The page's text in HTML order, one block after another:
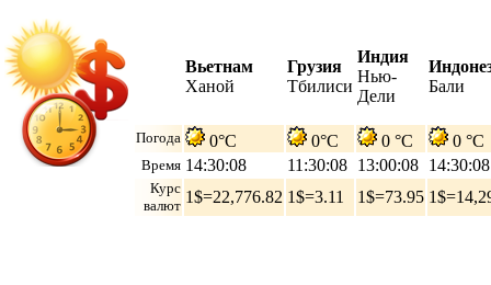
Вьетнам
Ханой
Грузия
Тбилиси
Индия
Нью-
Дели
Бали
Погода 0°C 0°C 0 °C 0 °C
Время 14:30:09 11:30:09 13:00:09 14:30:09
Курс
валют 1$=22,776.82 1$=3.11 1$=73.95